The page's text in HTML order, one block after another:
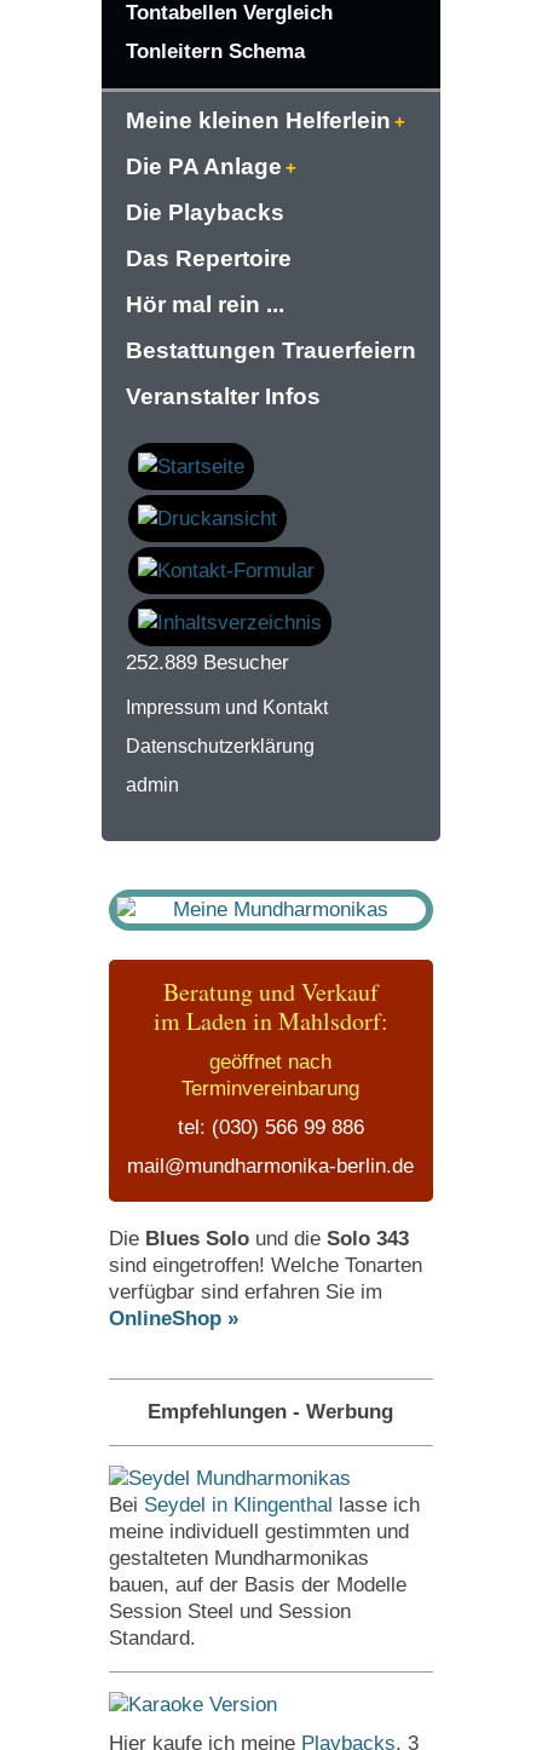
Tontabellen Vergleich
Tonleitern Schema
Meine kleinen Helferlein
Die PA Anlage
Die Playbacks
Das Repertoire
Hör mal rein ...
Bestattungen Trauerfeiern
Veranstalter Infos
252.889 Besucher
Impressum und Kontakt
Datenschutzerklärung
admin
Beratung und Verkauf
im Laden in Mahlsdorf:
geöffnet nach
Terminvereinbarung
tel: (030) 566 99 886
mail@mundharmonika-berlin.de
Die Blues Solound die Solo 343
sind eingetroffen! Welche Tonarten
verfügbar sind erfahren Sie im
OnlineShop »
Empfehlungen - Werbung
Bei Seydel in Klingenthal lasse ich
meine individuell gestimmten und
gestalteten Mundharmonikas
bauen, auf der Basis der Modelle
Session Steel und Session
Standard.
Hier kaufe ich meine Playbacks. 3